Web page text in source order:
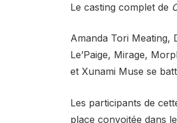
Le casting complet de
Amanda Tori Meating,
Le’Paige, Mirage,
et Xunami Muse se
Les participants de
place convoitée dans le